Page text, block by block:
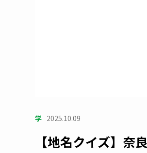
学 2025.10.09
【地名クイズ】